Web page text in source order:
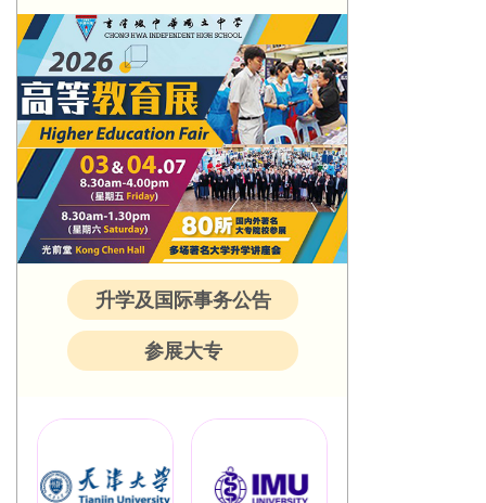
升学及国际事务公告
参展大专